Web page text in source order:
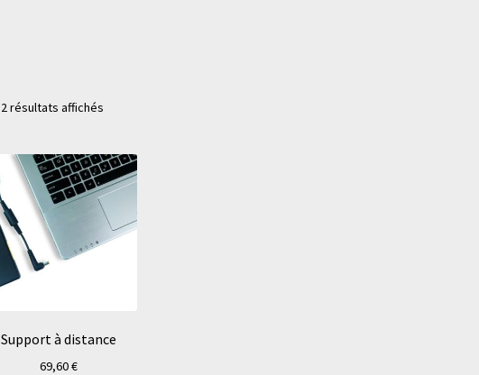
2 résultats affichés
Support à distance
69,60€